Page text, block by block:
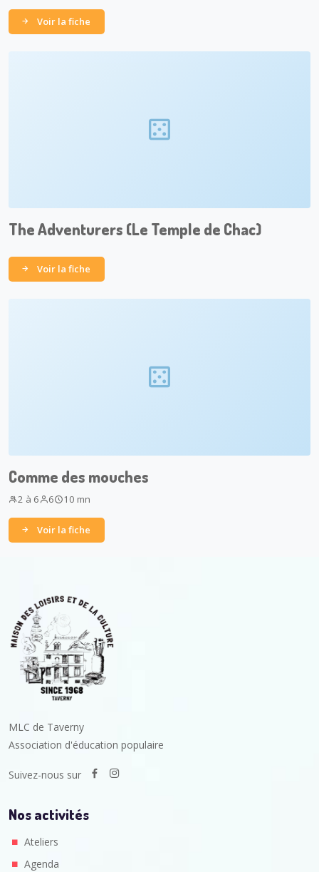
Voir la fiche
The Adventurers (Le Temple de Chac)
Voir la fiche
Comme des mouches
2 à 6 6 10 mn
Voir la fiche
MLC de Taverny
Association d'éducation populaire
Suivez-nous sur
Nos activités
Ateliers
Agenda